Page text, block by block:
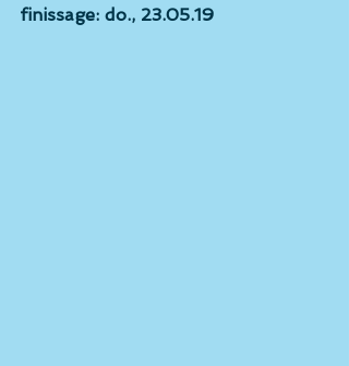
finissage: do., 23.05.19